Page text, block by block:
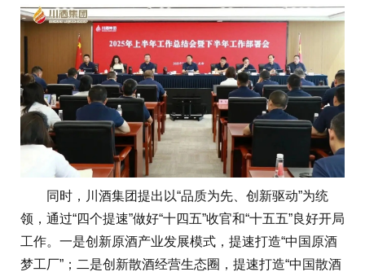
同时，川酒集团提出以“品质为先、创新驱动”为统
领，通过“四个提速”做好“十四五”收官和“十五五”良好开局
工作。一是创新原酒产业发展模式，提速打造“中国原酒
梦工厂”；二是创新散酒经营生态圈，提速打造“中国散酒